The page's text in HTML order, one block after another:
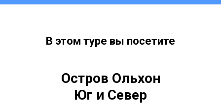
В этом туре вы посетите
Остров Ольхон
Юг и Север